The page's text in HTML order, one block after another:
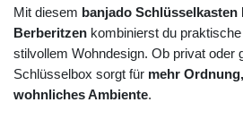
Mit diesem banjado
Berberitzen kombinierst du
stilvollem Wohndesign. Ob privat oder
Schlüsselbox sorgt für mehr
wohnliches Ambiente.